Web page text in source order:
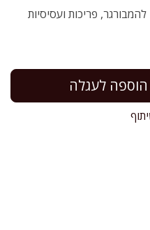
פריכות ועסיסיות
הוספה לעגלה